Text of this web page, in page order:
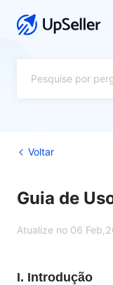
Voltar
Guia de
Atualize no 06
I. Introdução